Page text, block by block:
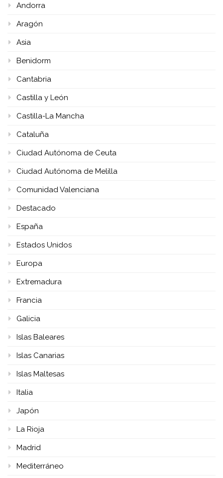
Andorra
Aragón
Asia
Benidorm
Cantabria
Castilla y León
Castilla-La Mancha
Cataluña
Ciudad Autónoma de Ceuta
Ciudad Autónoma de Melilla
Comunidad Valenciana
Destacado
España
Estados Unidos
Europa
Extremadura
Francia
Galicia
Islas Baleares
Islas Canarias
Islas Maltesas
Italia
Japón
La Rioja
Madrid
Mediterráneo